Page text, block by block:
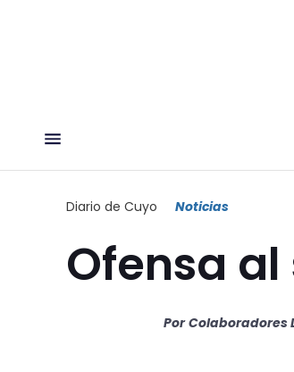
Diario de Cuyo Noticias
Ofensa
Por Colaboradores